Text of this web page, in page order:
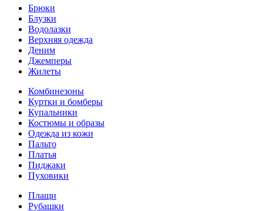
Брюки
Блузки
Водолазки
Верхняя одежда
Деним
Джемперы
Жилеты
Комбинезоны
Куртки и бомберы
Купальники
Костюмы и образы
Одежда из кожи
Пальто
Платья
Пиджаки
Пуховики
Плащи
Рубашки